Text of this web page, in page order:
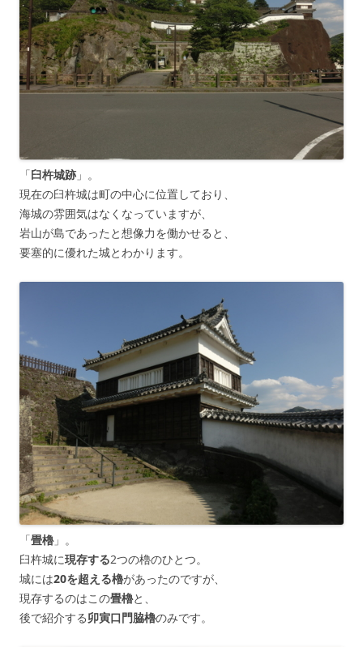
「臼杵城跡 」。
現在の臼杵城は町の中心に位置しており、
海城の雰囲気はなくなっていますが、
岩山が島であったと想像力を働かせると、
要塞的に優れた城とわかります。
「畳櫓」。
臼杵城に現存する2つの櫓のひとつ。
城には20を超える櫓があったのですが、
現存するのはこの畳櫓と、
後で紹介する卯寅口門脇櫓のみです。